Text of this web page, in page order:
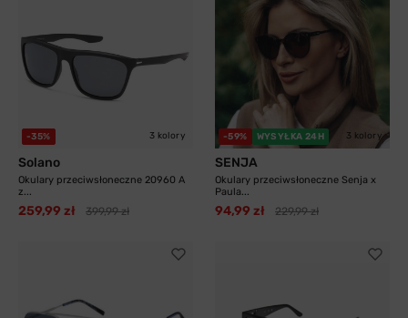
-35% 3 kolory
Solano
Okulary przeciwsłoneczne 20960 A
z...
259,99 zł 399,99 zł
-59% WYSYŁKA 24H 3 kolory
SENJA
Okulary przeciwsłoneczne Senja x
Paula...
94,99 zł 229,99 zł